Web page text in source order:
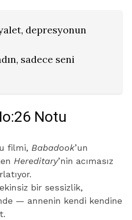
depresyonun
sadece seni
Notu
filmi, Babadook’un
Hereditary’nin acımasız
bir sessizlik,
— annenin kendi kendine